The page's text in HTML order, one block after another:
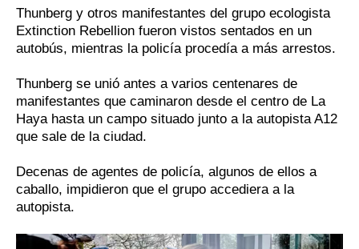
Thunberg y otros manifestantes del grupo ecologista
Extinction Rebellion fueron vistos sentados en un
autobús, mientras la policía procedía a más arrestos.
Thunberg se unió antes a varios centenares de
manifestantes que caminaron desde el centro de La
Haya hasta un campo situado junto a la autopista A12
que sale de la ciudad.
Decenas de agentes de policía, algunos de ellos a
caballo, impidieron que el grupo accediera a la
autopista.